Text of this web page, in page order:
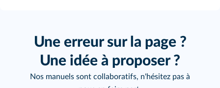
Une erreur sur la page ?
Une idée à proposer ?
Nos manuels sont collaboratifs, n'hésitez pas à